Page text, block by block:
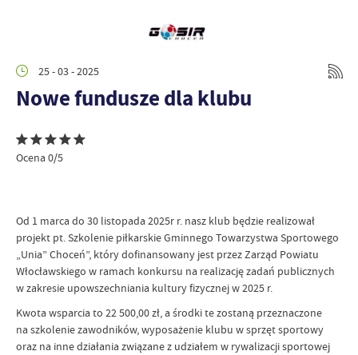
25 - 03 - 2025
Nowe fundusze dla klubu
Ocena 0/5
Od 1 marca do 30 listopada 2025r r. nasz klub będzie realizował
projekt pt. Szkolenie piłkarskie Gminnego Towarzystwa Sportowego
„Unia” Choceń”, który dofinansowany jest przez Zarząd Powiatu
Włocławskiego w ramach konkursu na realizację zadań publicznych
w zakresie upowszechniania kultury fizycznej w 2025 r.
Kwota wsparcia to 22 500,00 zł, a środki te zostaną przeznaczone
na szkolenie zawodników, wyposażenie klubu w sprzęt sportowy
oraz na inne działania związane z udziałem w rywalizacji sportowej